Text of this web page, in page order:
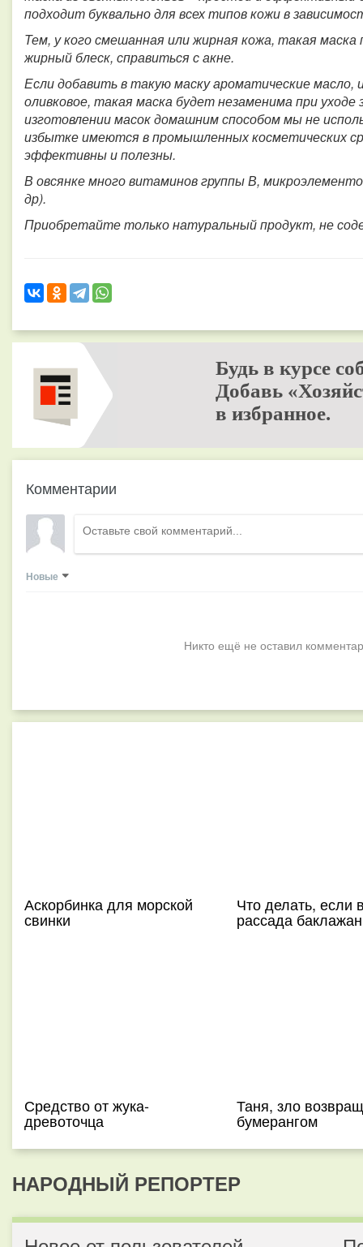
подходит буквально для всех типов кожи в
Тем, у кого смешанная или жирная кожа, такая
жирный блеск, справиться с акне.
Если добавить в такую маску ароматические масло,
оливковое, такая маска будет незаменима при
изготовлении масок домашним способом мы не
избытке имеются в промышленных косметических
эффективны и полезны.
В овсянке много витаминов группы В,
др).
Приобретайте только натуральный продукт, не
Будь в курсе
Добавь
в избранное.
Комментарии
Новые
Никто ещё не оставил
Аскорбинка для морской
свинки
Что делать, если
рассада баклажан
Средство от жука-
древоточца
Таня, зло
бумерангом
НАРОДНЫЙ РЕПОРТЕР